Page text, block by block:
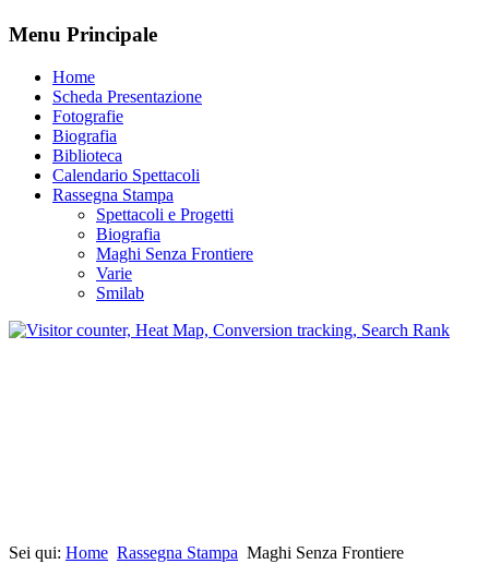
Menu Principale
Home
Scheda Presentazione
Fotografie
Biografia
Biblioteca
Calendario Spettacoli
Rassegna Stampa
Spettacoli e Progetti
Biografia
Maghi Senza Frontiere
Varie
Smilab
Sei qui: Home Rassegna Stampa Maghi Senza Frontiere